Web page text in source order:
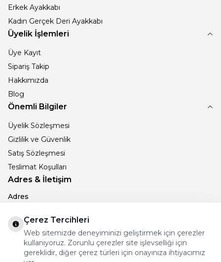
Erkek Ayakkabı
Kadın Gerçek Deri Ayakkabı
Üyelik İşlemleri
Üye Kayıt
Sipariş Takip
Hakkımızda
Blog
Önemli Bilgiler
Üyelik Sözleşmesi
Gizlilik ve Güvenlik
Satış Sözleşmesi
Teslimat Koşulları
Adres & İletişim
Adres
Telefon
+905066896238
E-Posta
info@ametistcollection.com
Çerez Tercihleri
Web sitemizde deneyiminizi geliştirmek için çerezler
kullanıyoruz. Zorunlu çerezler site işlevselliği için
gereklidir, diğer çerez türleri için onayınıza ihtiyacımız